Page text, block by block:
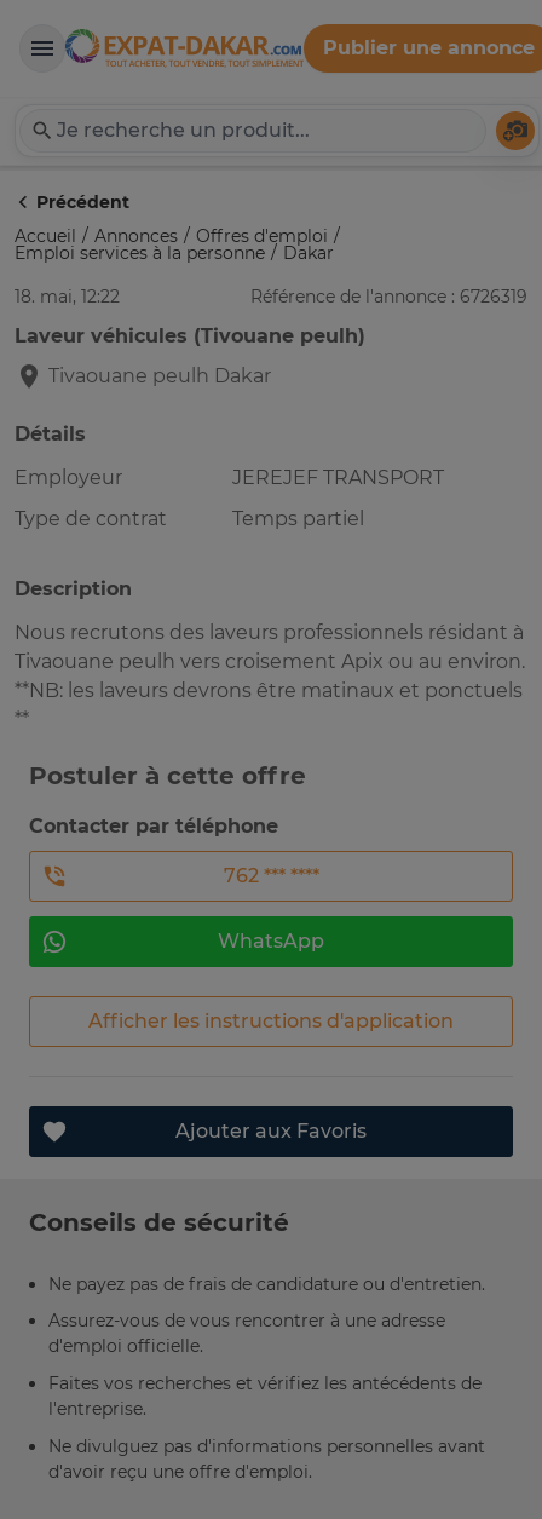
Expat-Dakar
Publier une annonce
Précédent
Accueil
Annonces Offres d'emploi
Emploi services à la personne
Dakar
18. mai, 12:22
Référence de l'annonce : 6726319
Laveur véhicules (Tivouane peulh)
Tivaouane peulh Dakar
Détails
Employeur
JEREJEF TRANSPORT
Type de contrat
Temps partiel
Description
Nous recrutons des laveurs professionnels résidant à
Tivaouane peulh vers croisement Apix ou au environ.
**NB: les laveurs devrons être matinaux et ponctuels
**
Postuler à cette offre
Contacter par téléphone
762 *** ****
WhatsApp
Afficher les instructions d'application
Ajouter aux Favoris
Conseils de sécurité
Ne payez pas de frais de candidature ou d'entretien.
Assurez-vous de vous rencontrer à une adresse
d'emploi officielle.
Faites vos recherches et vérifiez les antécédents de
l'entreprise.
Ne divulguez pas d'informations personnelles avant
d'avoir reçu une offre d'emploi.